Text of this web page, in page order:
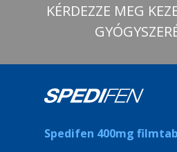
KÉRDEZZE MEG
Spedifen 400mg